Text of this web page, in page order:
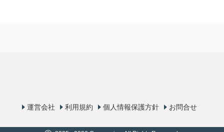
運営会社 利用規約 個人情報保護方針 お問合せ